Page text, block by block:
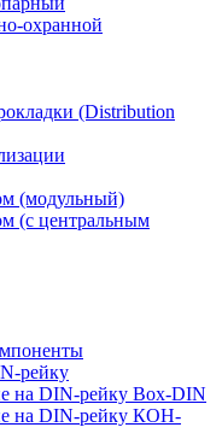
охранной
(Distribution
(модульный)
(с центральным
рейку
на DIN-рейку Box-DIN
на DIN-рейку КОН-